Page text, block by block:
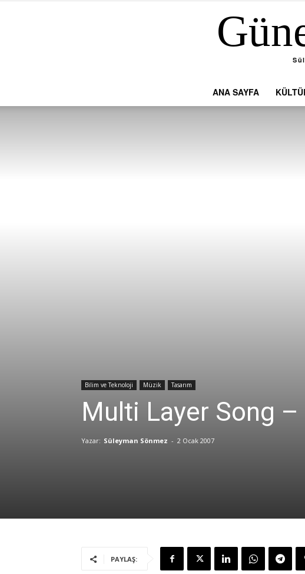
ANA SAYFA
Bilim ve Teknoloji Müzik Tasarım
Multi Layer Song –
Yazar: Süleyman Sönmez - 2 Ocak 2007
PAYLAŞ: